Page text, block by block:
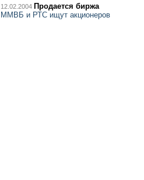
12.02.2004 Продается биржа
ММВБ и РТС ищут акционеров